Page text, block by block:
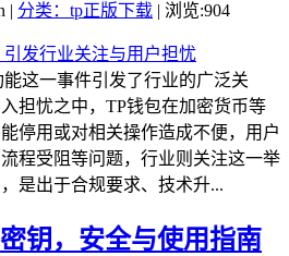
| 分类：tp正版下载 | 浏览:904
这一事件引发了行业的广泛关
担忧之中，TP钱包在加密货币等
停用或对相关操作造成不便，用户
程受阻等问题，行业则关注这一举
是出于合规要求、技术升...
钥，安全与使用指南